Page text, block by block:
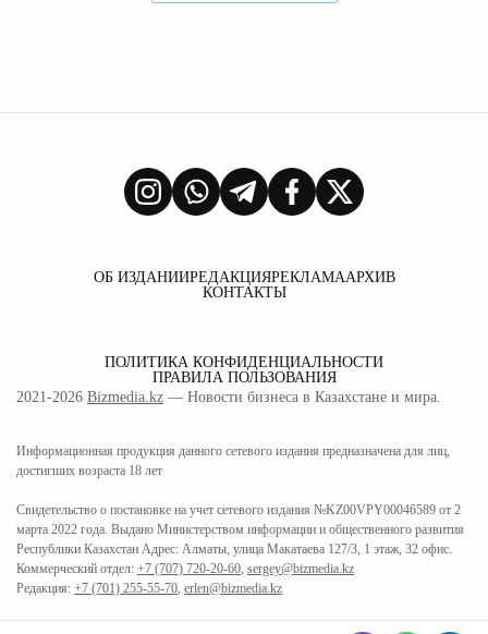
ОБ ИЗДАНИИРЕДАКЦИЯРЕКЛАМААРХИВ
КОНТАКТЫ
ПОЛИТИКА КОНФИДЕНЦИАЛЬНОСТИ
ПРАВИЛА ПОЛЬЗОВАНИЯ
2021-2026 Bizmedia.kz — Новости бизнеса в Казахстане и мира.
Информационная продукция данного сетевого издания предназначена для лиц,
достигших возраста 18 лет
Свидетельство о постановке на учет сетевого издания №KZ00VPY00046589 от 2
марта 2022 года. Выдано Министерством информации и общественного развития
Республики Казахстан Адрес: Алматы, улица Макатаева 127/3, 1 этаж, 32 офис.
Коммерческий отдел: +7 (707) 720-20-60, sergey@bizmedia.kz
Редакция: +7 (701) 255-55-70, erlen@bizmedia.kz